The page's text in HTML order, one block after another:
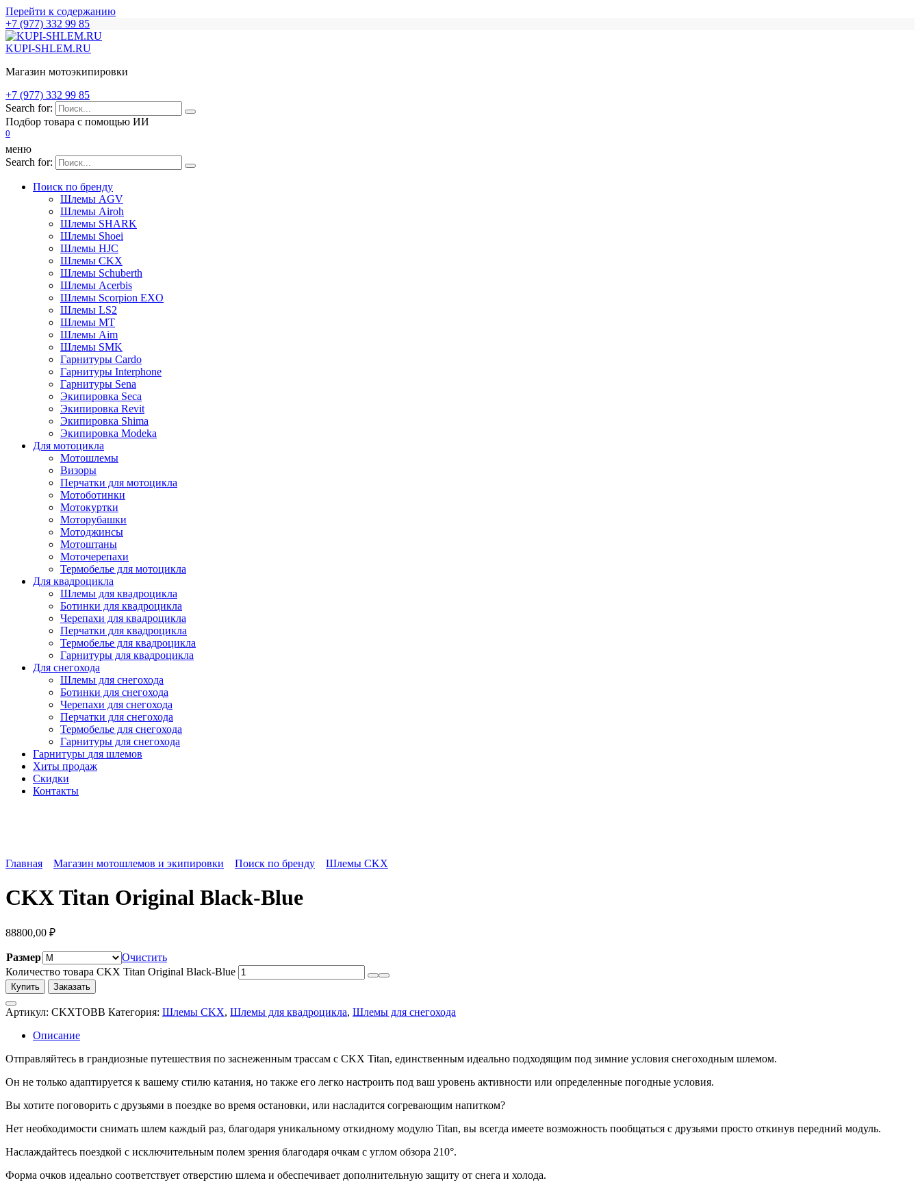
Перейти к содержанию
+7 (977) 332 99 85
KUPI-SHLEM.RU
Магазин мотоэкипировки
+7 (977) 332 99 85
Search for:
Подбор товара с помощью ИИ
0
меню
Search for:
Поиск по бренду
Шлемы AGV
Шлемы Airoh
Шлемы SHARK
Шлемы Shoei
Шлемы HJC
Шлемы CKX
Шлемы Schuberth
Шлемы Acerbis
Шлемы Scorpion EXO
Шлемы LS2
Шлемы MT
Шлемы Aim
Шлемы SMK
Гарнитуры Cardo
Гарнитуры Interphone
Гарнитуры Sena
Экипировка Seca
Экипировка Revit
Экипировка Shima
Экипировка Modeka
Для мотоцикла
Мотошлемы
Визоры
Перчатки для мотоцикла
Мотоботинки
Мотокуртки
Моторубашки
Мотоджинсы
Мотоштаны
Моточерепахи
Термобелье для мотоцикла
Для квадроцикла
Шлемы для квадроцикла
Ботинки для квадроцикла
Черепахи для квадроцикла
Перчатки для квадроцикла
Термобелье для квадроцикла
Гарнитуры для квадроцикла
Для снегохода
Шлемы для снегохода
Ботинки для снегохода
Черепахи для снегохода
Перчатки для снегохода
Термобелье для снегохода
Гарнитуры для снегохода
Гарнитуры для шлемов
Хиты продаж
Скидки
Контакты
Главная Магазин мотошлемов и экипировки Поиск по бренду Шлемы CKX
CKX Titan Original Black-Blue
88800,00 ₽
Размер
Очистить
Количество товара CKX Titan Original Black-Blue
Купить Заказать
Артикул: CKXTOBB Категория: Шлемы CKX, Шлемы для квадроцикла, Шлемы для снегохода
Описание
Отправляйтесь в грандиозные путешествия по заснеженным трассам с CKX Titan, единственным идеально подходящим под зимние условия снегоходным шлемом.
Он не только адаптируется к вашему стилю катания, но также его легко настроить под ваш уровень активности или определенные погодные условия.
Вы хотите поговорить с друзьями в поездке во время остановки, или насладится согревающим напитком?
Нет необходимости снимать шлем каждый раз, благодаря уникальному откидному модулю Titan, вы всегда имеете возможность пообщаться с друзьями просто откинув передний модуль.
Наслаждайтесь поездкой с исключительным полем зрения благодаря очкам с углом обзора 210°.
Форма очков идеально соответствует отверстию шлема и обеспечивает дополнительную защиту от снега и холода.